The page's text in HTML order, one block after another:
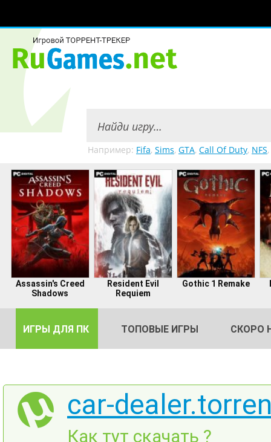
Например: Fifa, Sims, GTA, Call Of Duty, NFS,
Assassin's Creed
Shadows
Resident Evil
Requiem
Gothic 1 Remake
ИГРЫ ДЛЯ ПК ТОПОВЫЕ ИГРЫ СКОРО
car-
Как тут скачать ?